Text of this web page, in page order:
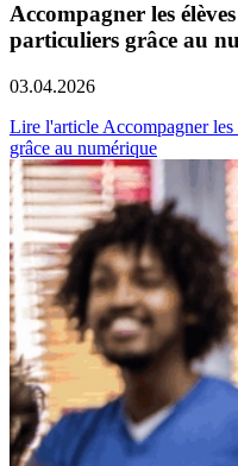
Accompagner les
particuliers grâce au
03.04.2026
Lire l'article Accompagner les
grâce au numérique